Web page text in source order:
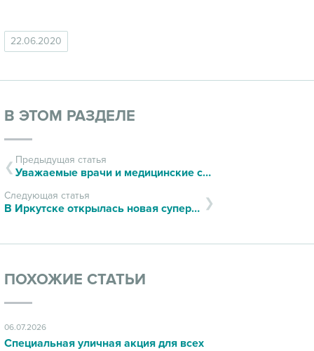
22.06.2020
В ЭТОМ РАЗДЕЛЕ
Предыдущая статья
Уважаемые врачи и медицинские сестры!
Следующая статья
В Иркутске открылась новая суперсовременная лаборатория
ПОХОЖИЕ СТАТЬИ
06.07.2026
Специальная уличная акция для всех